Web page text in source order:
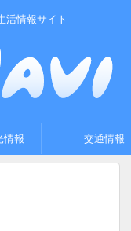
活情報サイト
情報 交通情報